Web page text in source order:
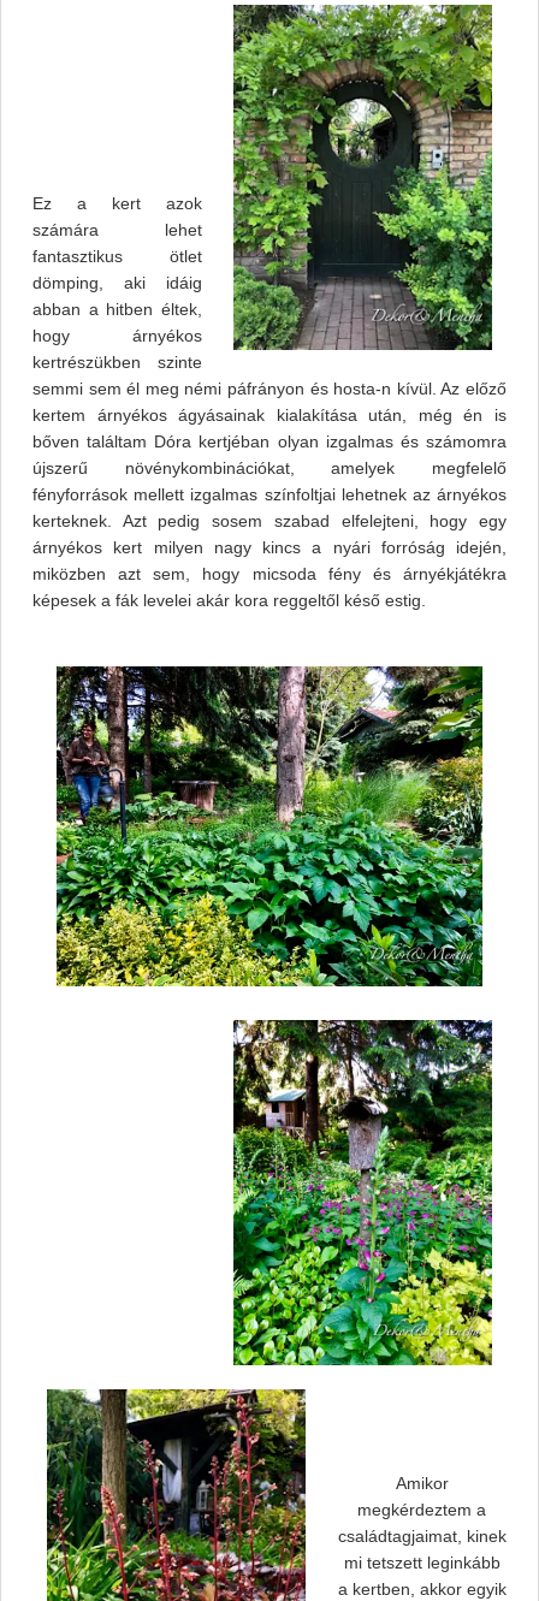
Ez a kert azok
számára lehet
fantasztikus ötlet
dömping, aki idáig
abban a hitben éltek,
hogy árnyékos
kertrészükben szinte
semmi sem él meg némi páfrányon és hosta-n kívül. Az előző
kertem árnyékos ágyásainak kialakítása után, még én is
bőven találtam Dóra kertjéban olyan izgalmas és számomra
újszerű növénykombinációkat, amelyek megfelelő
fényforrások mellett izgalmas színfoltjai lehetnek az árnyékos
kerteknek. Azt pedig sosem szabad elfelejteni, hogy egy
árnyékos kert milyen nagy kincs a nyári forróság idején,
miközben azt sem, hogy micsoda fény és árnyékjátékra
képesek a fák levelei akár kora reggeltől késő estig.
Amikor
megkérdeztem a
családtagjaimat, kinek
mi tetszett leginkább
a kertben, akkor egyik